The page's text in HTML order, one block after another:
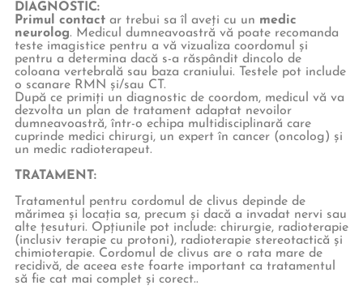
DIAGNOSTIC:
Primul contact ar trebui sa îl aveți cu un medic
neurolog. Medicul dumneavoastră vă poate recomanda
teste imagistice pentru a vă vizualiza coordomul și
pentru a determina dacă s-a răspândit dincolo de
coloana vertebrală sau baza craniului. Testele pot include
o scanare RMN și/sau CT.
După ce primiți un diagnostic de coordom, medicul vă va
dezvolta un plan de tratament adaptat nevoilor
dumneavoastră, într-o echipa multidisciplinară care
cuprinde medici chirurgi, un expert în cancer (oncolog) și
un medic radioterapeut.
TRATAMENT:
Tratamentul pentru cordomul de clivus depinde de
mărimea și locația sa, precum și dacă a invadat nervi sau
alte țesuturi. Opțiunile pot include: chirurgie, radioterapie
(inclusiv terapie cu protoni), radioterapie stereotactică și
chimioterapie. Cordomul de clivus are o rata mare de
recidivă, de aceea este foarte important ca tratamentul
să fie cat mai complet și corect..